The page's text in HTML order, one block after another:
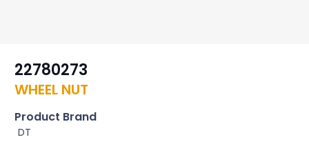
22780273
WHEEL NUT
Product Brand
DT